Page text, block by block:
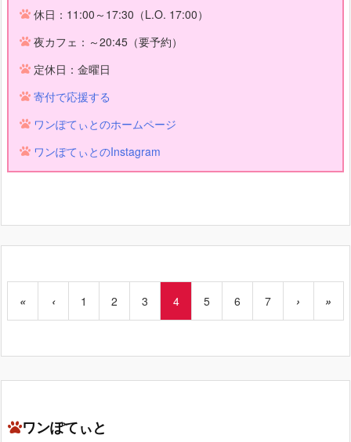
休日：11:00～17:30（L.O. 17:00）
夜カフェ：～20:45（要予約）
定休日：金曜日
寄付で応援する
ワンぽてぃとのホームページ
ワンぽてぃとのInstagram
« ‹ 1 2 3 4 5 6 7 › »
ワンぽてぃと